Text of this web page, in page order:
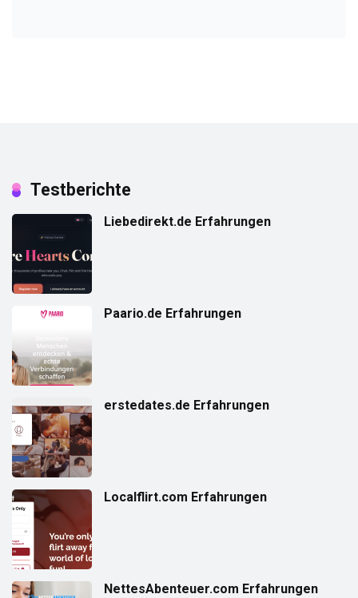
Testberichte
Liebedirekt.de Erfahrungen
Paario.de Erfahrungen
erstedates.de Erfahrungen
Localflirt.com Erfahrungen
NettesAbenteuer.com Erfahrungen